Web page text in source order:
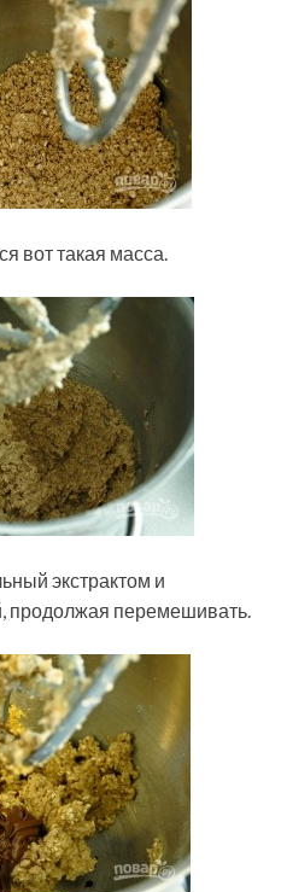
вот такая масса.
экстрактом и
продолжая перемешивать.